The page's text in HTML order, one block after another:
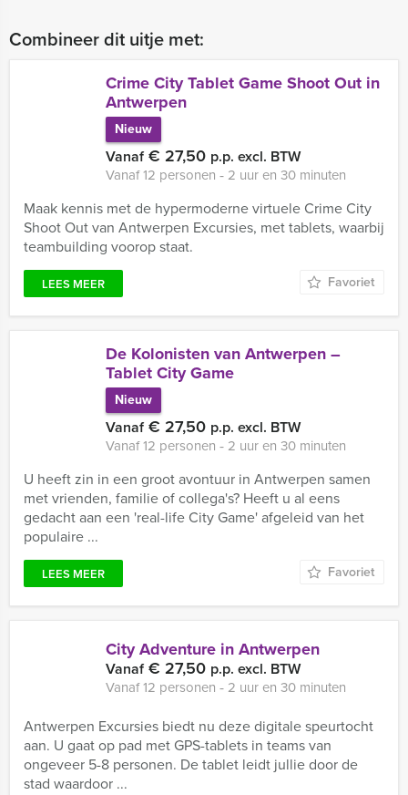
Combineer dit uitje met:
Crime City Tablet Game Shoot Out in
Antwerpen
Nieuw
Vanaf€ 27,50 p.p. excl. BTW
Vanaf 12 personen ‐ 2 uur en 30 minuten
Maak kennis met de hypermoderne virtuele Crime City
Shoot Out van Antwerpen Excursies, met tablets, waarbij
teambuilding voorop staat.
LEES MEER Favoriet
De Kolonisten van Antwerpen –
Tablet City Game
Nieuw
Vanaf€ 27,50 p.p. excl. BTW
Vanaf 12 personen ‐ 2 uur en 30 minuten
U heeft zin in een groot avontuur in Antwerpen samen
met vrienden, familie of collega's? Heeft u al eens
gedacht aan een 'real-life City Game' afgeleid van het
populaire ...
LEES MEER Favoriet
City Adventure in Antwerpen
Vanaf€ 27,50 p.p. excl. BTW
Vanaf 12 personen ‐ 2 uur en 30 minuten
Antwerpen Excursies biedt nu deze digitale speurtocht
aan. U gaat op pad met GPS-tablets in teams van
ongeveer 5-8 personen. De tablet leidt jullie door de
stad waardoor ...